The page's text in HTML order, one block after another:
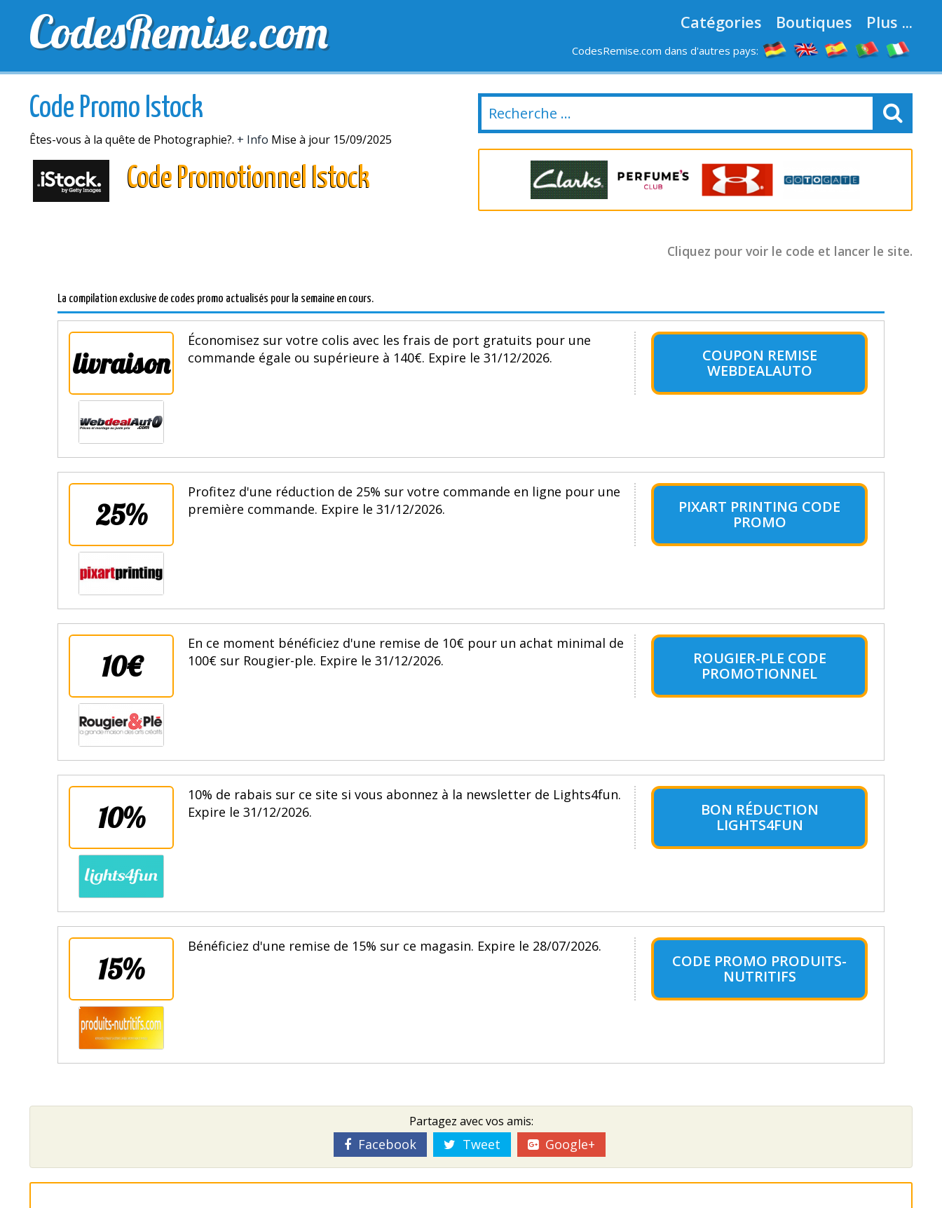
CodesRemise.com Catégories Boutiques Plus ...
CodesRemise.com dans d'autres pays:
MEILLEURS CODES PROMO DERNIERS JOURS NOUVELLES MAGASINS
Code Promo Istock
Êtes-vous à la quête de Photographie?. + Info Mise à jour 15/09/2025
Code Promotionnel Istock
Cliquez pour voir le code et lancer le site.
La compilation exclusive de codes promo actualisés pour la semaine en cours.
livraison
Économisez sur votre colis avec les frais de port gratuits pour une
commande égale ou supérieure à 140€. Expire le 31/12/2026.
COUPON REMISE
WEBDEALAUTO
25%
Profitez d'une réduction de 25% sur votre commande en ligne pour une
première commande. Expire le 31/12/2026.
PIXART PRINTING CODE
PROMO
10€
En ce moment bénéficiez d'une remise de 10€ pour un achat minimal de
100€ sur Rougier-ple. Expire le 31/12/2026.
ROUGIER-PLE CODE
PROMOTIONNEL
10%
10% de rabais sur ce site si vous abonnez à la newsletter de Lights4fun.
Expire le 31/12/2026.
BON RÉDUCTION
LIGHTS4FUN
15%
Bénéficiez d'une remise de 15% sur ce magasin. Expire le 28/07/2026.
CODE PROMO PRODUITS-
NUTRITIFS
Partagez avec vos amis:
Facebook Tweet Google+